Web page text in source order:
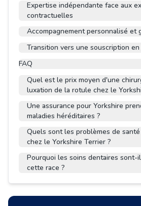
Expertise indépendante face aux
contractuelles
Accompagnement personnalisé et
Transition vers une souscription
FAQ
Quel est le prix moyen d'une
luxation de la rotule chez le
Une assurance pour Yorkshire
maladies héréditaires ?
Quels sont les problèmes de
chez le Yorkshire Terrier ?
Pourquoi les soins dentaires sont-
cette race ?